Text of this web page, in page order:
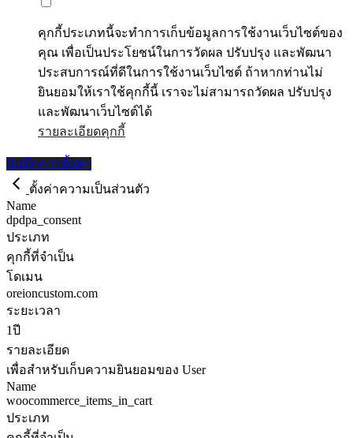
คุกกี้ประเภทนี้จะทำการเก็บข้อมูลการใช้งานเว็บไซต์ของ
คุณ เพื่อเป็นประโยชน์ในการวัดผล ปรับปรุง และพัฒนา
ประสบการณ์ที่ดีในการใช้งานเว็บไซต์ ถ้าหากท่านไม่
ยินยอมให้เราใช้คุกกี้นี้ เราจะไม่สามารถวัดผล ปรับปรุง
และพัฒนาเว็บไซต์ได้
รายละเอียดคุกกี้
บันทึกการตั้งค่า
ตั้งค่าความเป็นส่วนตัว
Name
dpdpa_consent
ประเภท
คุกกี้ที่จำเป็น
โดเมน
oreioncustom.com
ระยะเวลา
1ปี
รายละเอียด
เพื่อสำหรับเก็บความยินยอมของ User
Name
woocommerce_items_in_cart
ประเภท